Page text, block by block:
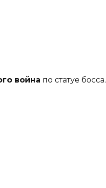
война по статуе босса.